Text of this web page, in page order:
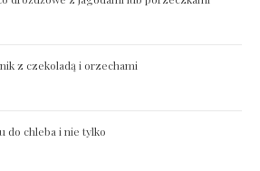
z czekoladą i orzechami
do chleba i nie tylko